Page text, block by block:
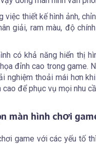
việc thiết kế hình ảnh,
giải, ram màu, độ
có khả năng hiển thị
đỉnh cao trong
nghiệm thoải mái hơn
để phục vụ mọi nhu
màn hình chơi
game với các yếu tố